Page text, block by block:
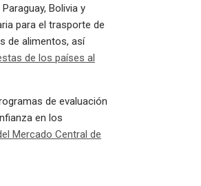
Bolivia y
para el trasporte de
de alimentos, así
de los países al
de evaluación
en los
Mercado Central de